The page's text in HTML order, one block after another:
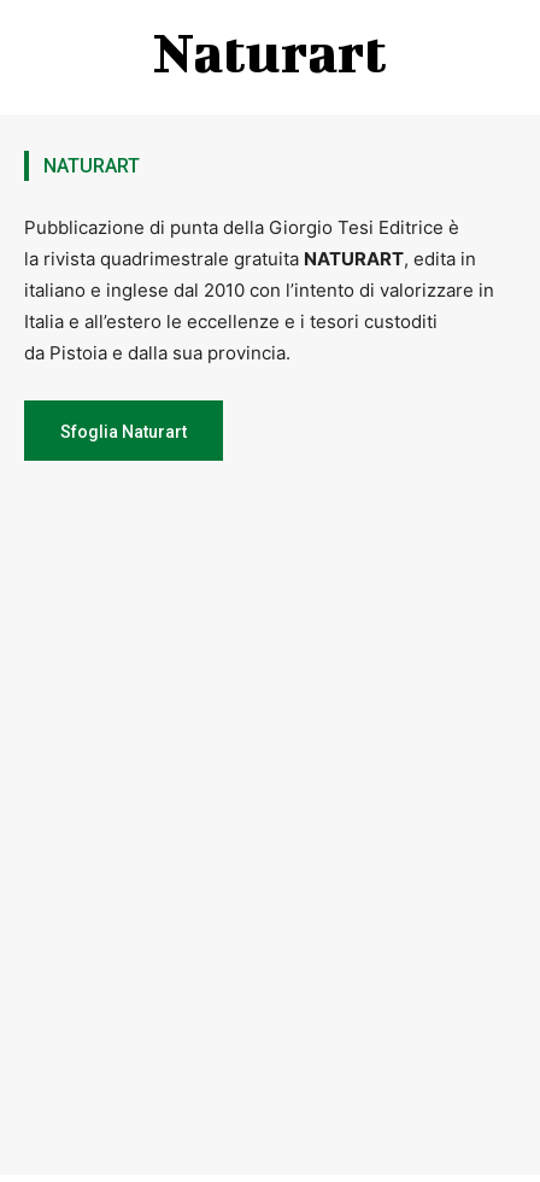
Naturart
NATURART
Pubblicazione di punta della Giorgio Tesi Editrice è
la rivista quadrimestrale gratuita NATURART, edita in
italiano e inglese dal 2010 con l’intento di valorizzare in
Italia e all’estero le eccellenze e i tesori custoditi
da Pistoia e dalla sua provincia.
Sfoglia Naturart